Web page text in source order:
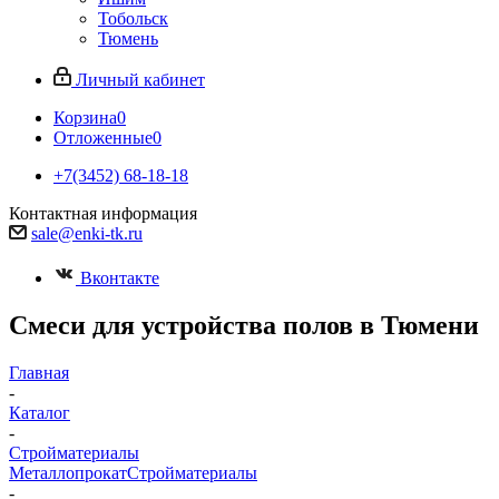
Тобольск
Тюмень
Личный кабинет
Корзина0
Отложенные0
+7(3452) 68-18-18
Контактная информация
sale@enki-tk.ru
Вконтакте
Смеси для устройства полов в Тюмени
Главная
-
Каталог
-
Стройматериалы
МеталлопрокатСтройматериалы
-